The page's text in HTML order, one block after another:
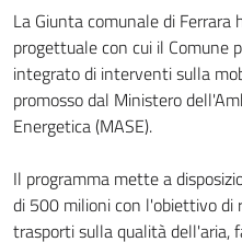
La Giunta comunale di
progettuale con cui il Comune
integrato di interventi sulla
promosso dal Ministero
Energetica (MASE).
Il programma mette a
di 500 milioni con l'obiettivo
trasporti sulla qualità dell'aria,